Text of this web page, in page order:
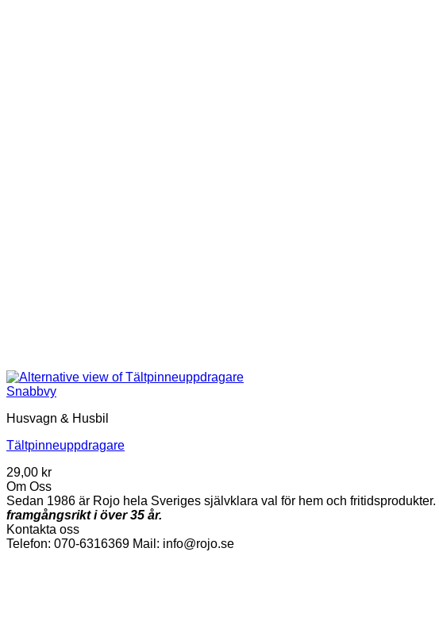
Snabbvy
Husvagn & Husbil
Tältpinneuppdragare
29,00 kr
Om Oss
Sedan 1986 är Rojo hela Sveriges självklara val för hem och fritidsprodukter.
framgångsrikt i över 35 år.
Kontakta oss
Telefon: 070-6316369 Mail: info@rojo.se